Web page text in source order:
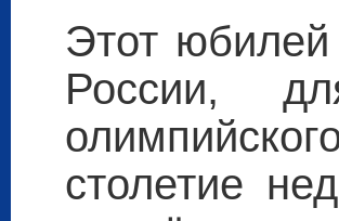
Этот
России,
столетие